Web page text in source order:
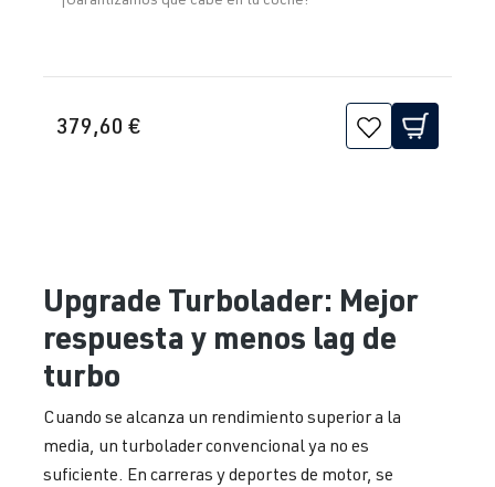
379,60 €
Upgrade Turbolader: Mejor
respuesta y menos lag de
turbo
Cuando se alcanza un rendimiento superior a la
media, un turbolader convencional ya no es
suficiente. En carreras y deportes de motor, se